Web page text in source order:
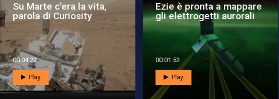
Le missioni e i
programmi spaziali del
2026 con l’It...
00:02:56
Play
Webb, anche Trappist-
c è privo di atmosfera
00:01:44